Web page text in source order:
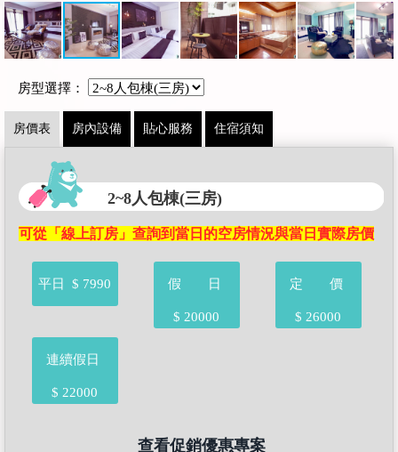
房型選擇：
房價表 房內設備 貼心服務 住宿須知
2~8人包棟(三房)
可從「線上訂房」查詢到當日的空房情況與當日實際房價
平日 $ 7990 假 日
$ 20000
定 價
$ 26000
連續假日
$ 22000
查看促銷優惠專案